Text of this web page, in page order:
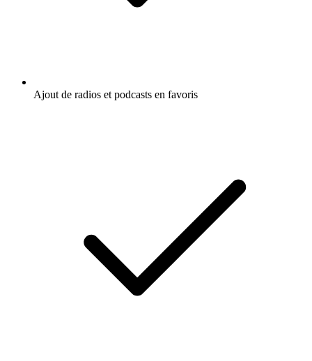
Ajout de radios et podcasts en favoris